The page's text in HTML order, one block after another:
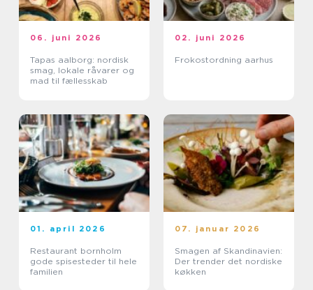
06. juni 2026
Tapas aalborg: nordisk
smag, lokale råvarer og
mad til fællesskab
02. juni 2026
Frokostordning aarhus
01. april 2026
Restaurant bornholm
gode spisesteder til hele
familien
07. januar 2026
Smagen af Skandinavien:
Der trender det nordiske
køkken